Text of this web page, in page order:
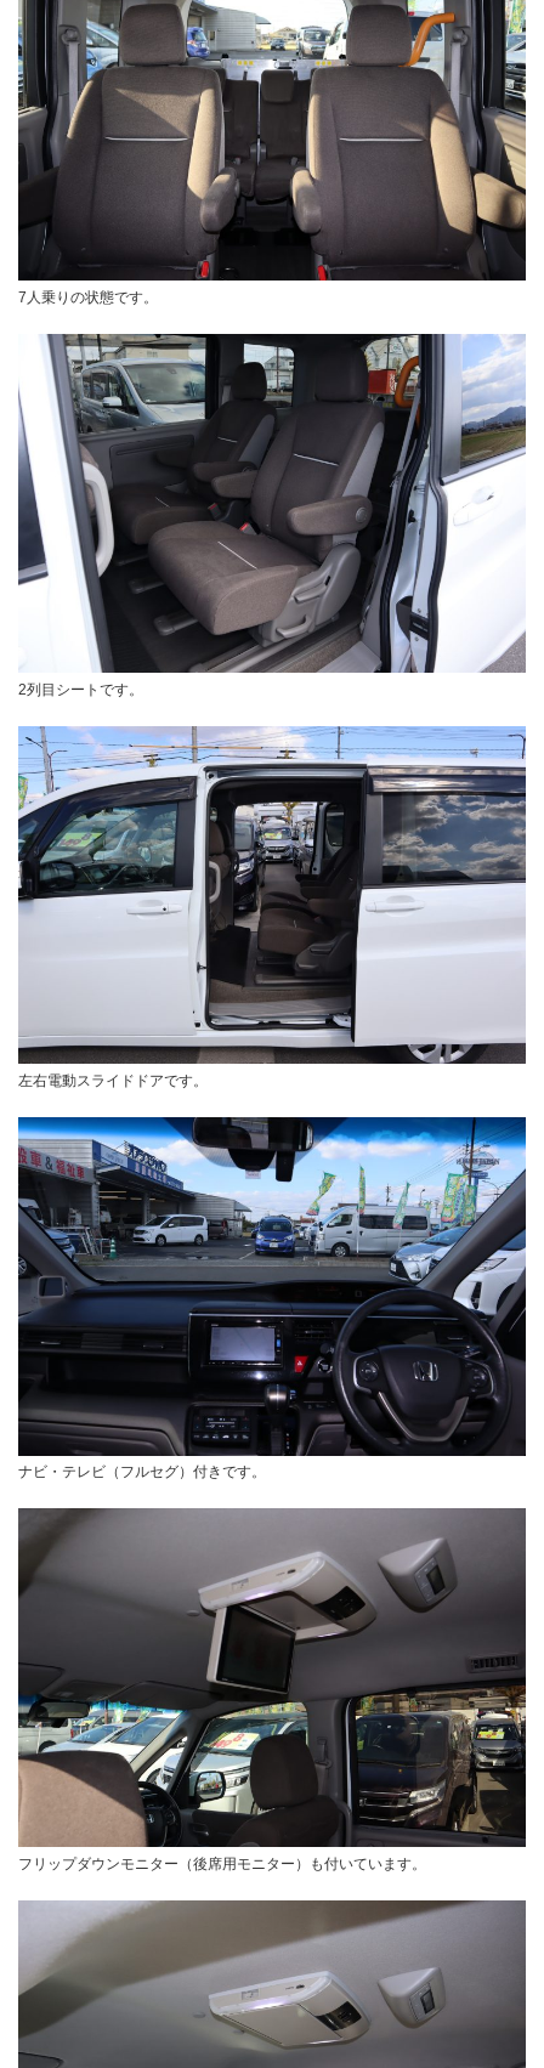
7人乗りの状態です。
2列目シートです。
左右電動スライドドアです。
ナビ・テレビ（フルセグ）付きです。
フリップダウンモニター（後席用モニター）も付いています。